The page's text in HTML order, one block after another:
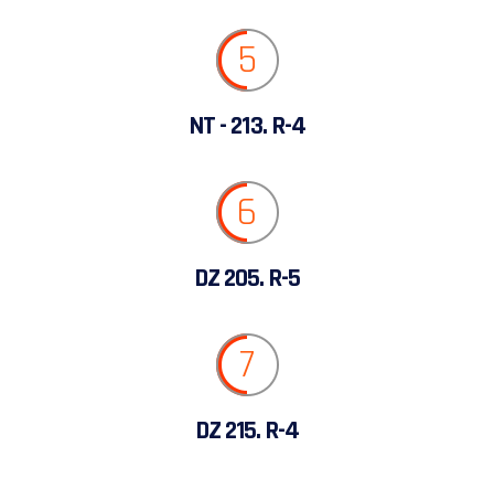
5
NT - 213. R-4
6
DZ 205. R-5
7
DZ 215. R-4